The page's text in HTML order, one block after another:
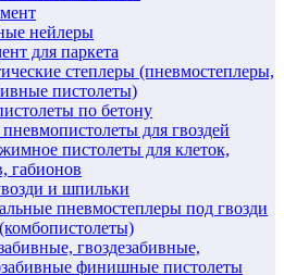
нейлеры
для паркета
степлеры (пневмостеплеры,
пистолеты)
по бетону
для гвоздей
пистолеты для клеток,
габионов
и шпильки
пневмостеплеры под гвозди
гвоздезабивные,
финишные пистолеты